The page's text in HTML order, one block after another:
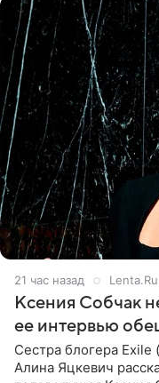
21 час назад Lenta.Ru
Ксения Собчак
ее интервью
Сестра блогера
Алина Яцкевич